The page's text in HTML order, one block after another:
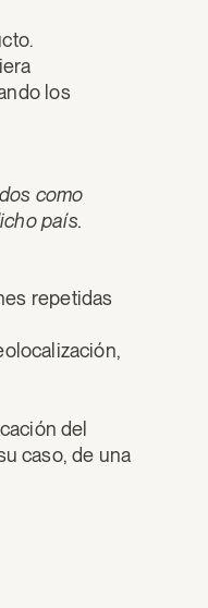
los
como
país.
repetidas
del
caso, de una